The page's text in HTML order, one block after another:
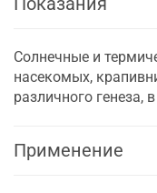
Солнечные и
насекомых,
различного генеза,
Применение